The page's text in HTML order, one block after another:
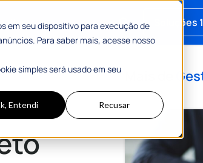
em seu dispositivo para execução de
Para saber mais, acesse nosso
simples será usado em seu
Entendi Recusar
Soluções